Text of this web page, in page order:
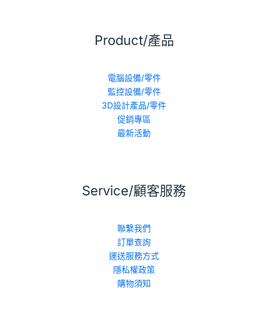
Product/產品
電腦設備/零件
監控設備/零件
3D設計產品/零件
促銷專區
最新活動
Service/顧客服務
聯繫我們
訂單查詢
運送服務方式
隱私權政策
購物須知